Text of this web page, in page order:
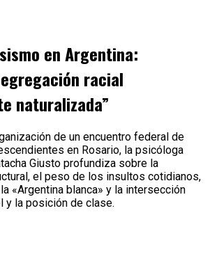
en Argentina:
racial
naturalizada”
de un encuentro federal de
en Rosario, la psicóloga
Giusto profundiza sobre la
el peso de los insultos cotidianos,
«Argentina blanca» y la intersección
y la posición de clase.